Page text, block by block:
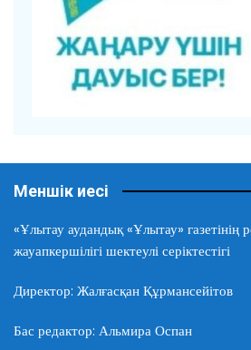
Меншік иесі
«Ұлытау аудандық «Ұлытау» газетінің
жауапкершілігі шектеулі серіктестігі
Директор: Жалғасқан Құрмансейітов
Бас редактор: Альмира Оспан